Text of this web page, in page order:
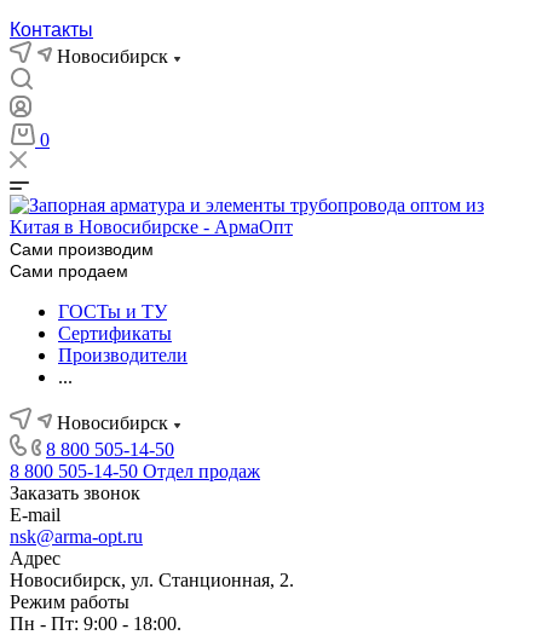
Контакты
Новосибирск
0
Сами производим
Сами продаем
ГОСТы и ТУ
Сертификаты
Производители
...
Новосибирск
8 800 505-14-50
8 800 505-14-50 Отдел продаж
Заказать звонок
E-mail
nsk@arma-opt.ru
Адрес
Новосибирск, ул. Станционная, 2.
Режим работы
Пн - Пт: 9:00 - 18:00.